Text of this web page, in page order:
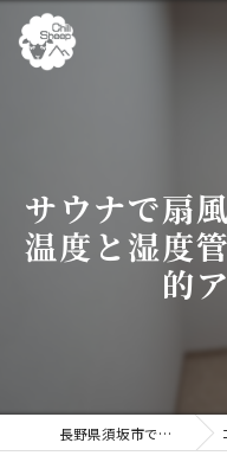
サウナで扇
温度と湿度
的
長野県須坂市でペンションならChillSheep